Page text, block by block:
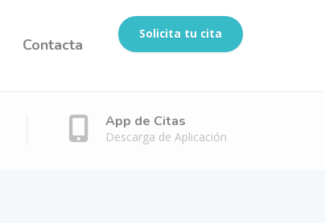
Contacta
Solicita tu cita
App de Citas
Descarga de Aplicación